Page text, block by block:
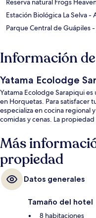
Reserva natural Frogs
Estación Biológica La Selva-
Parque Central de Guápiles-
Información
Yatama Ecolodge
Yatama Ecolodge Sarapiqui
en Horquetas. Para satisfacer
especializa en cocina regional
comidas y cenas. La
Más
propiedad
Datos generales
Tamaño del hotel
8 habitaciones